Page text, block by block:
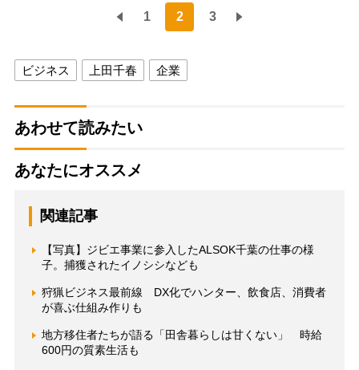
1 2 3
ビジネス 上田千春 企業
あわせて読みたい
あなたにオススメ
関連記事
【写真】ジビエ事業に参入したALSOK千葉の仕事の様
子。捕獲されたイノシシなども
狩猟ビジネス最前線 DX化でハンター、飲食店、消費者
が喜ぶ仕組み作りも
地方移住者たちが語る「田舎暮らしは甘くない」 時給
600円の質素生活も